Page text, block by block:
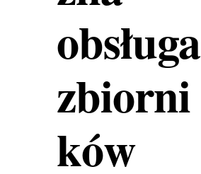
obsługa
zbiorni
ków